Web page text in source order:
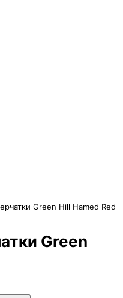
Green Hill Hamed Red
Green